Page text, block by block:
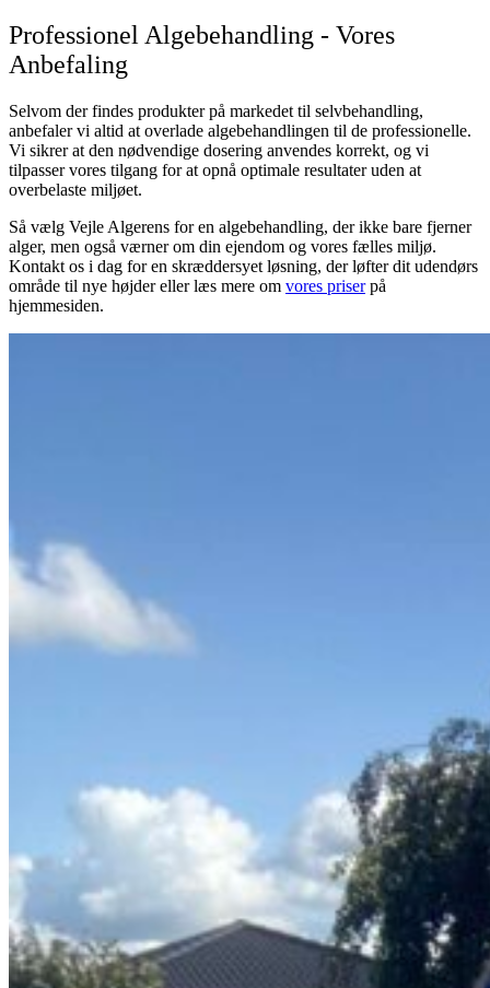
Professionel Algebehandling - Vores
Anbefaling
Selvom der findes produkter på markedet til selvbehandling,
anbefaler vi altid at overlade algebehandlingen til de professionelle.
Vi sikrer at den nødvendige dosering anvendes korrekt, og vi
tilpasser vores tilgang for at opnå optimale resultater uden at
overbelaste miljøet.
Så vælg Vejle Algerens for en algebehandling, der ikke bare fjerner
alger, men også værner om din ejendom og vores fælles miljø.
Kontakt os i dag for en skræddersyet løsning, der løfter dit udendørs
område til nye højder eller læs mere om vores priserpå
hjemmesiden.